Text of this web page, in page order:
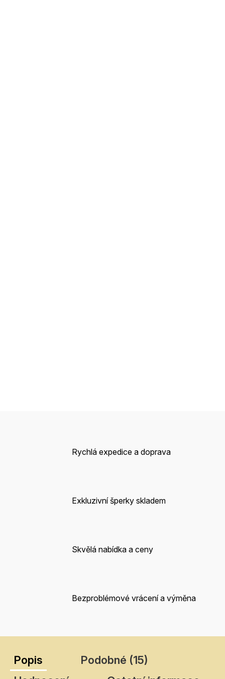
Rychlá expedice a doprava
Exkluzivní šperky skladem
Skvělá nabídka a ceny
Bezproblémové vrácení a výměna
Popis
Podobné (15)